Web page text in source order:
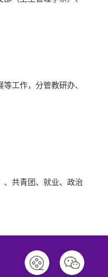
工作，分管教研办、
共青团、就业、政治